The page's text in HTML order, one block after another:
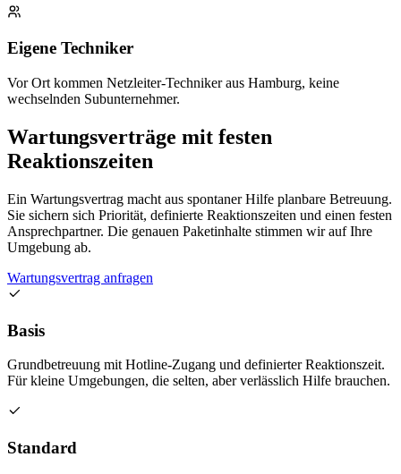
Eigene Techniker
Vor Ort kommen Netzleiter-Techniker aus Hamburg, keine
wechselnden Subunternehmer.
Wartungsverträge mit festen
Reaktionszeiten
Ein Wartungsvertrag macht aus spontaner Hilfe planbare Betreuung.
Sie sichern sich Priorität, definierte Reaktionszeiten und einen festen
Ansprechpartner. Die genauen Paketinhalte stimmen wir auf Ihre
Umgebung ab.
Wartungsvertrag anfragen
Basis
Grundbetreuung mit Hotline-Zugang und definierter Reaktionszeit.
Für kleine Umgebungen, die selten, aber verlässlich Hilfe brauchen.
Standard